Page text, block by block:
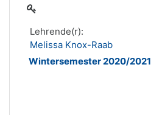
Lehrende(r):
Melissa Knox-Raab
Wintersemester 2020/2021